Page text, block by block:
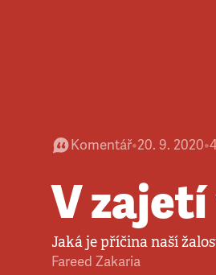
Komentář•20. 9. 2020•4
V
Jaká je příčina naší
Fareed Zakaria